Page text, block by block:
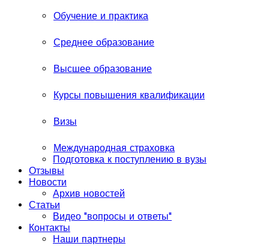
Обучение и практика
Среднее образование
Высшее образование
Курсы повышения квалификации
Визы
Международная страховка
Подготовка к поступлению в вузы
Отзывы
Новости
Архив новостей
Статьи
Видео "вопросы и ответы"
Контакты
Наши партнеры